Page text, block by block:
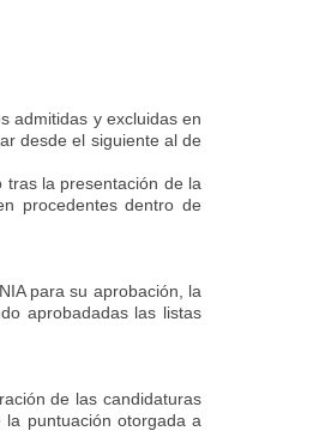
admitidas y excluidas en
desde el siguiente al de
la presentación de la
procedentes dentro de
para su aprobación, la
aprobadadas las listas
de las candidaturas
puntuación otorgada a